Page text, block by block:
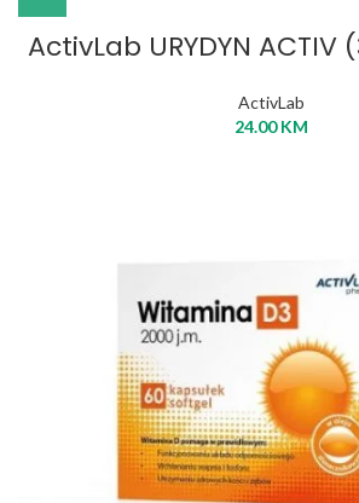
ActivLab URYDYN
ActivLab
24.00KM